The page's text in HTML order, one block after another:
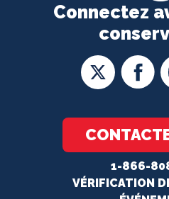
Connectez
1-866-
VÉRIFICATION